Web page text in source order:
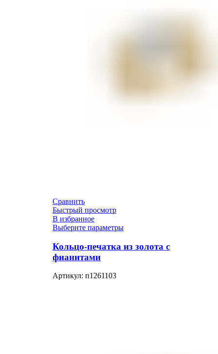
Сравнить
Быстрый просмотр
В избранное
Выберите параметры
Кольцо-печатка из золота с
фианитами
Артикул: п1261103